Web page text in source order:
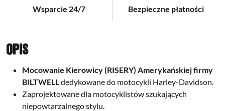
Wsparcie 24/7 Bezpieczne płatności
Opis
Mocowanie Kierowicy (RISERY) Amerykańskiej firmy
BILTWELLdedykowane do motocykli Harley-Davidson.
Zaprojektowane dla motocyklistów szukających
niepowtarzalnego stylu.